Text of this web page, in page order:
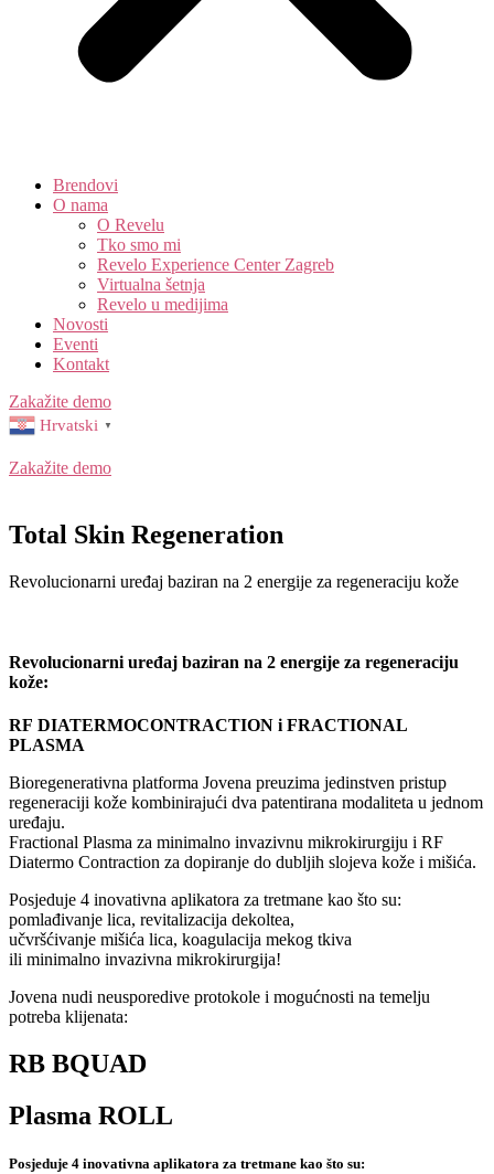
Brendovi
O nama
O Revelu
Tko smo mi
Revelo Experience Center Zagreb
Virtualna šetnja
Revelo u medijima
Novosti
Eventi
Kontakt
Zakažite demo
Hrvatski ▼
Zakažite demo
Total Skin Regeneration
Revolucionarni uređaj baziran na 2 energije za regeneraciju kože
Revolucionarni uređaj baziran na 2 energije za regeneraciju
kože:
RF DIATERMOCONTRACTION i FRACTIONAL
PLASMA
Bioregenerativna platforma Jovena preuzima jedinstven pristup
regeneraciji kože kombinirajući dva patentirana modaliteta u jednom
uređaju.
Fractional Plasma za minimalno invazivnu mikrokirurgiju i RF
Diatermo Contraction za dopiranje do dubljih slojeva kože i mišića.
Posjeduje 4 inovativna aplikatora za tretmane kao što su:
pomlađivanje lica, revitalizacija dekoltea,
učvršćivanje mišića lica, koagulacija mekog tkiva
ili minimalno invazivna mikrokirurgija!
Jovena nudi neusporedive protokole i mogućnosti na temelju
potreba klijenata:
RB BQUAD
Plasma ROLL
Posjeduje 4 inovativna aplikatora za tretmane kao što su: